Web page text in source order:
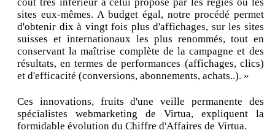
coût très inférieur à celui proposé par les régies ou les
sites eux-mêmes. A budget égal, notre procédé permet
d'obtenir dix à vingt fois plus d'affichages, sur les sites
suisses et internationaux les plus renommés, tout en
conservant la maîtrise complète de la campagne et des
résultats, en termes de performances (affichages, clics)
et d'efficacité (conversions, abonnements, achats..). »
Ces innovations, fruits d'une veille permanente des
spécialistes webmarketing de Virtua, expliquent la
formidable évolution du Chiffre d'Affaires de Virtua.